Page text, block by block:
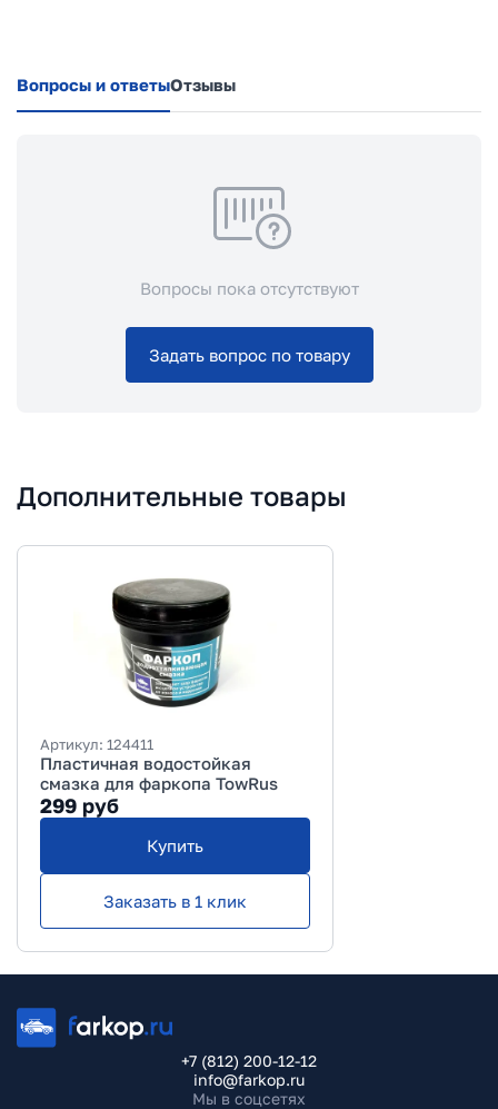
Вопросы и ответыОтзывы
Вопросы пока отсутствуют
Задать вопрос по товару
Дополнительные товары
Артикул: 124411
Пластичная водостойкая
смазка для фаркопа TowRus
299 руб
Купить
Заказать в 1 клик
+7 (812) 200-12-12
info@farkop.ru
Мы в соцсетях